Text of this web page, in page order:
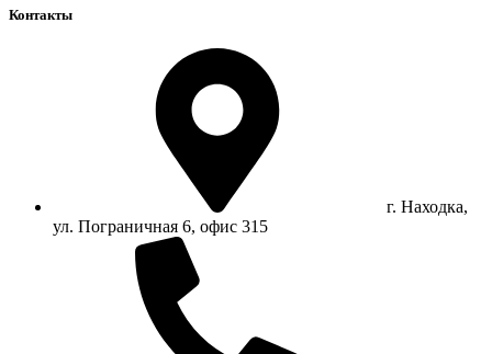
Контакты
г. Находка,
ул. Пограничная 6, офис 315